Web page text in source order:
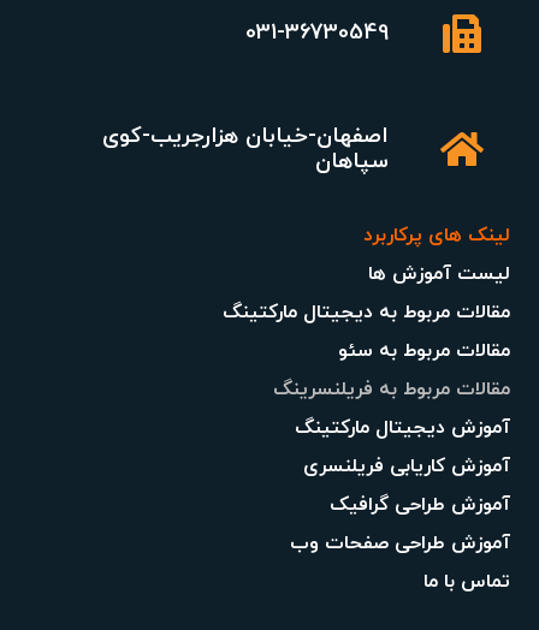
031-36730549
اصفهان-خیابان هزارجریب-کوی
سپاهان
لینک های پرکاربرد
لیست آموزش ها
مقالات مربوط به دیجیتال مارکتینگ
مقالات مربوط به سئو
مقالات مربوط به فریلنسرینگ
آموزش دیجیتال مارکتینگ
آموزش کاریابی فریلنسری
آموزش طراحی گرافیک
آموزش طراحی صفحات وب
تماس با ما